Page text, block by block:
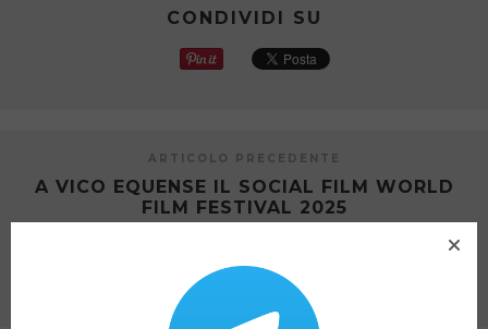
CONDIVIDI SU
ARTICOLO PRECEDENTE
A VICO EQUENSE IL SOCIAL FILM WORLD
FILM FESTIVAL 2025
A PIANO DI SORRENTO IL PREMIO AMARENA